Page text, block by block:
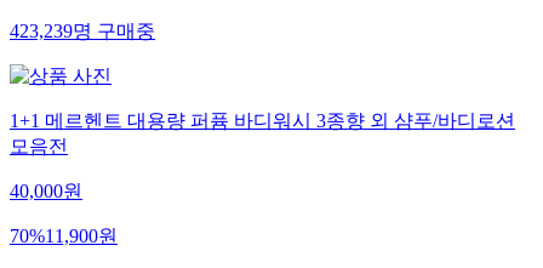
423,239명 구매중
1+1 메르헨트 대용량 퍼퓸 바디워시 3종향 외 샴푸/바디로션
모음전
40,000원
70%11,900원